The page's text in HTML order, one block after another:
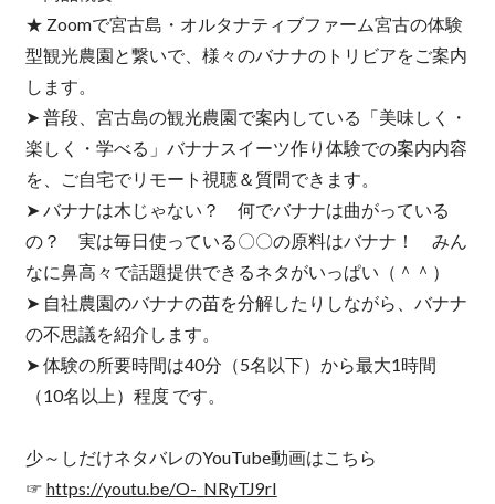
★ Zoomで宮古島・オルタナティブファーム宮古の体験
型観光農園と繋いで、様々のバナナのトリビアをご案内
します。
➤ 普段、宮古島の観光農園で案内している「美味しく・
楽しく・学べる」バナナスイーツ作り体験での案内内容
を、ご自宅でリモート視聴＆質問できます。
➤ バナナは木じゃない？ 何でバナナは曲がっている
の？ 実は毎日使っている〇〇の原料はバナナ！ みん
なに鼻高々で話題提供できるネタがいっぱい（＾＾）
➤ 自社農園のバナナの苗を分解したりしながら、バナナ
の不思議を紹介します。
➤ 体験の所要時間は40分（5名以下）から最大1時間
（10名以上）程度 です。
少～しだけネタバレのYouTube動画はこちら
☞ https://youtu.be/O-_NRyTJ9rI